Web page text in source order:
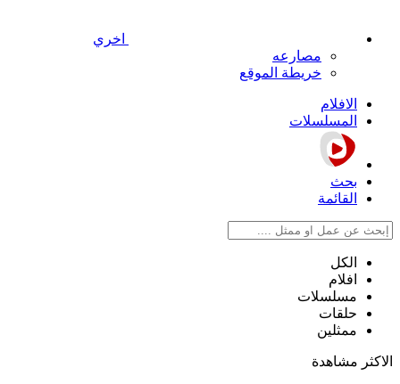
اخري
مصارعه
خريطة الموقع
الافلام
المسلسلات
بحث
القائمة
الكل
افلام
مسلسلات
حلقات
ممثلين
الاكثر مشاهدة